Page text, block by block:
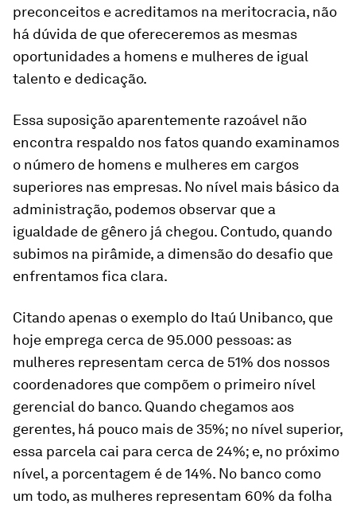
preconceitos e acreditamos na meritocracia, não
há dúvida de que ofereceremos as mesmas
oportunidades a homens e mulheres de igual
talento e dedicação.
Essa suposição aparentemente razoável não
encontra respaldo nos fatos quando examinamos
o número de homens e mulheres em cargos
superiores nas empresas. No nível mais básico da
administração, podemos observar que a
igualdade de gênero já chegou. Contudo, quando
subimos na pirâmide, a dimensão do desafio que
enfrentamos fica clara.
Citando apenas o exemplo do Itaú Unibanco, que
hoje emprega cerca de 95.000 pessoas: as
mulheres representam cerca de 51% dos nossos
coordenadores que compõem o primeiro nível
gerencial do banco. Quando chegamos aos
gerentes, há pouco mais de 35%; no nível superior,
essa parcela cai para cerca de 24%; e, no próximo
nível, a porcentagem é de 14%. No banco como
um todo, as mulheres representam 60% da folha